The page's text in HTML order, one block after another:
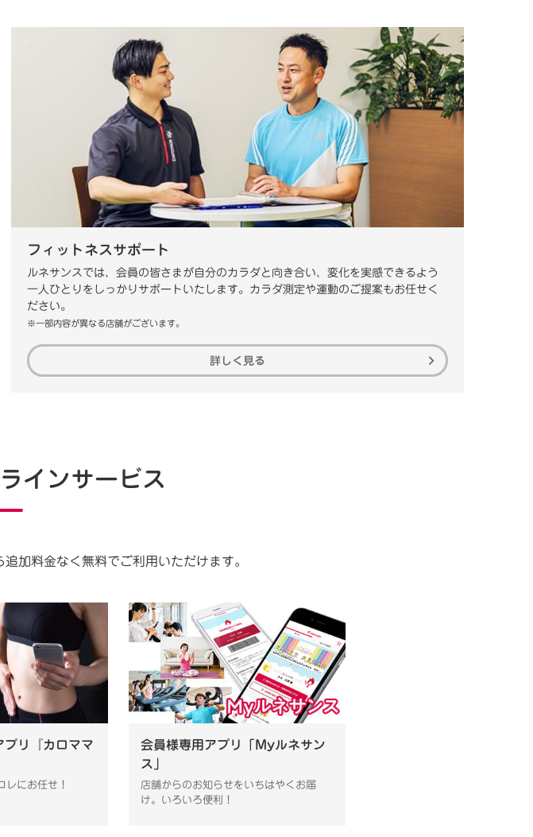
フィットネスサポート
ルネサンスでは、会員の皆さまが自分のカラダと向き合い、変化を実感できるよう
一人ひとりをしっかりサポートいたします。カラダ測定や運動のご提案もお任せく
ださい。
※一部内容が異なる店舗がございます。
詳しく見る
インサービス
加料金なく無料でご利用いただけます。
プリ『カロママ
レにお任せ！
会員様専用アプリ「Myルネサン
ス」
店舗からのお知らせをいちはやくお届
け。いろいろ便利！